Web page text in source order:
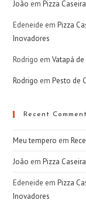
João emPizza
Edeneide emPizza
Inovadores
Rodrigo emVatapá
Rodrigo emPesto de
Recent
Meu tempero em
João emPizza
Edeneide emPizza
Inovadores